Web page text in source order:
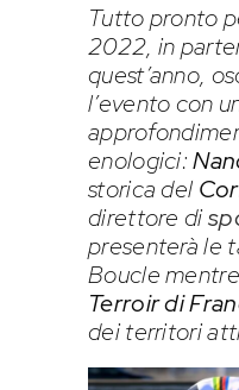
Tutto pronto
2022, in
quest’anno,
l’evento con
enologici:
storica del
direttore di
presenterà le
Boucle
Terroir di
dei territori